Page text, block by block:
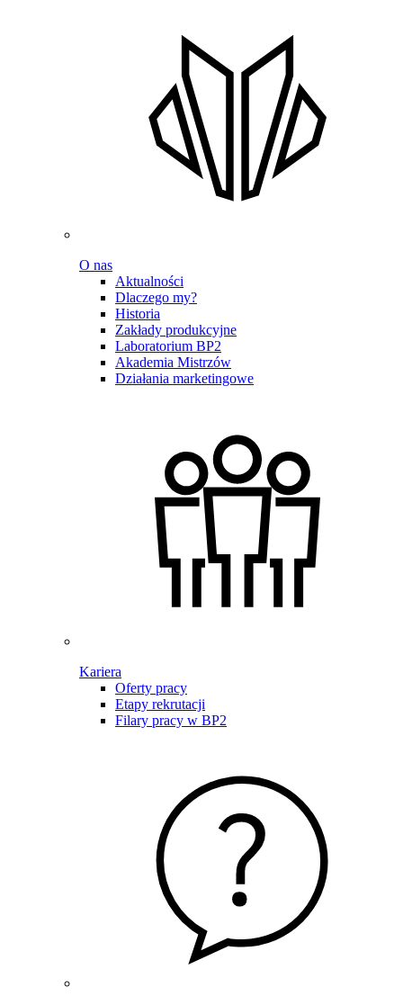
O nas
Aktualności
Dlaczego my?
Historia
Zakłady produkcyjne
Laboratorium BP2
Akademia Mistrzów
Działania marketingowe
Kariera
Oferty pracy
Etapy rekrutacji
Filary pracy w BP2